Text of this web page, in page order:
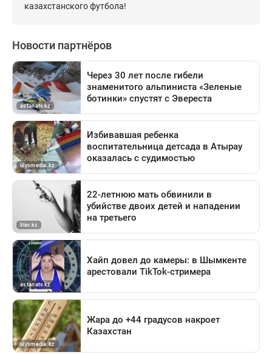
казахстанского футбола!